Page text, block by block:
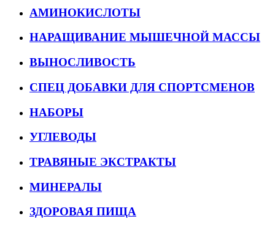
АМИНОКИСЛОТЫ
НАРАЩИВАНИЕ МЫШЕЧНОЙ МАССЫ
ВЫНОСЛИВОСТЬ
СПЕЦ ДОБАВКИ ДЛЯ СПОРТСМЕНОВ
НАБОРЫ
УГЛЕВОДЫ
ТРАВЯНЫЕ ЭКСТРАКТЫ
МИНЕРАЛЫ
ЗДОРОВАЯ ПИЩА